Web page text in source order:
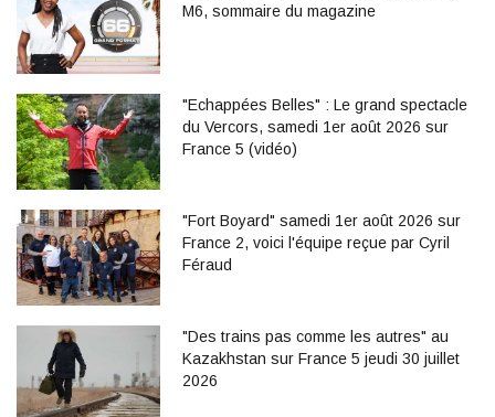
M6, sommaire du magazine
"Echappées Belles" : Le grand spectacle
du Vercors, samedi 1er août 2026 sur
France 5 (vidéo)
"Fort Boyard" samedi 1er août 2026 sur
France 2, voici l'équipe reçue par Cyril
Féraud
"Des trains pas comme les autres" au
Kazakhstan sur France 5 jeudi 30 juillet
2026